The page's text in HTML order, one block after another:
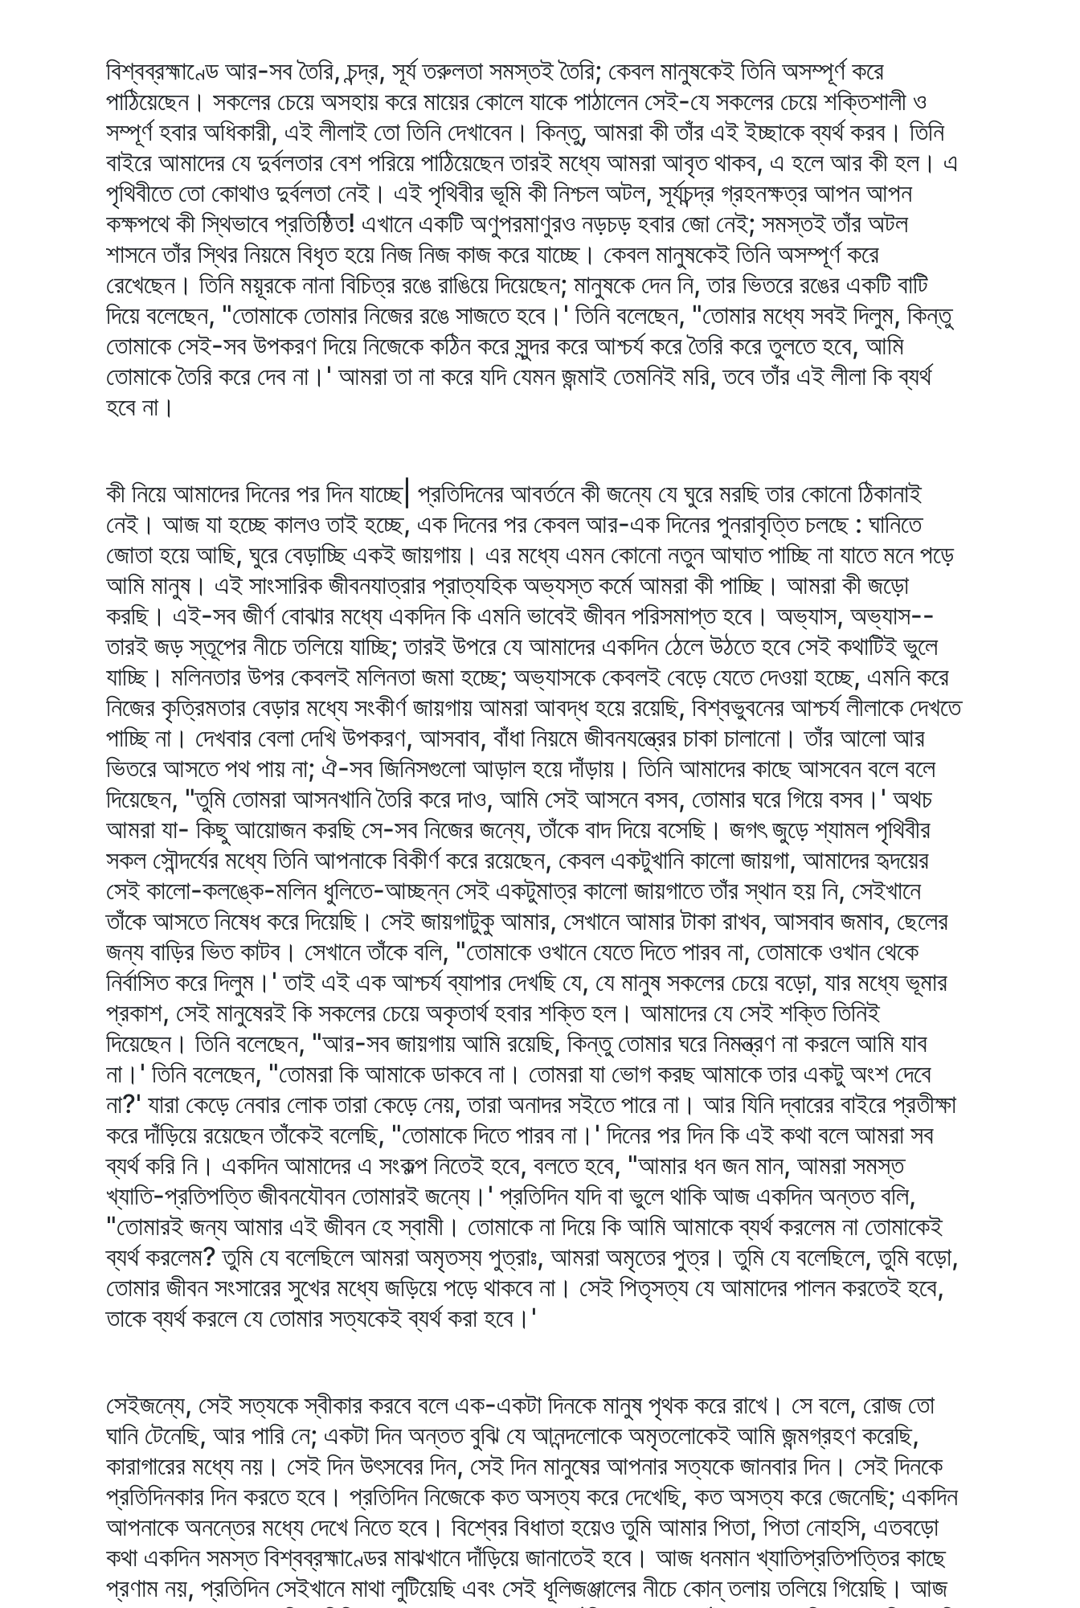
বিশ্বব্রহ্মাণ্ডে আর-সব তৈরি, চন্দ্র, সূর্য তরুলতা সমস্তই তৈরি; কেবল মানুষকেই তিনি অসম্পূর্ণ করে
পাঠিয়েছেন। সকলের চেয়ে অসহায় করে মায়ের কোলে যাকে পাঠালেন সেই-যে সকলের চেয়ে শক্তিশালী ও
সম্পূর্ণ হবার অধিকারী, এই লীলাই তো তিনি দেখাবেন। কিন্তু, আমরা কী তাঁর এই ইচ্ছাকে ব্যর্থ করব। তিনি
বাইরে আমাদের যে দুর্বলতার বেশ পরিয়ে পাঠিয়েছেন তারই মধ্যে আমরা আবৃত থাকব, এ হলে আর কী হল। এ
পৃথিবীতে তো কোথাও দুর্বলতা নেই। এই পৃথিবীর ভূমি কী নিশ্চল অটল, সূর্যচন্দ্র গ্রহনক্ষত্র আপন আপন
কক্ষপথে কী স্থিভাবে প্রতিষ্ঠিত! এখানে একটি অণুপরমাণুরও নড়চড় হবার জো নেই; সমস্তই তাঁর অটল
শাসনে তাঁর স্থির নিয়মে বিধৃত হয়ে নিজ নিজ কাজ করে যাচ্ছে। কেবল মানুষকেই তিনি অসম্পূর্ণ করে
রেখেছেন। তিনি ময়ূরকে নানা বিচিত্র রঙে রাঙিয়ে দিয়েছেন; মানুষকে দেন নি, তার ভিতরে রঙের একটি বাটি
দিয়ে বলেছেন, "তোমাকে তোমার নিজের রঙে সাজতে হবে।' তিনি বলেছেন, "তোমার মধ্যে সবই দিলুম, কিন্তু
তোমাকে সেই-সব উপকরণ দিয়ে নিজেকে কঠিন করে সুন্দর করে আশ্চর্য করে তৈরি করে তুলতে হবে, আমি
তোমাকে তৈরি করে দেব না।' আমরা তা না করে যদি যেমন জন্মাই তেমনিই মরি, তবে তাঁর এই লীলা কি ব্যর্থ
হবে না।
কী নিয়ে আমাদের দিনের পর দিন যাচ্ছে| প্রতিদিনের আবর্তনে কী জন্যে যে ঘুরে মরছি তার কোনো ঠিকানাই
নেই। আজ যা হচ্ছে কালও তাই হচ্ছে, এক দিনের পর কেবল আর-এক দিনের পুনরাবৃত্তি চলছে : ঘানিতে
জোতা হয়ে আছি, ঘুরে বেড়াচ্ছি একই জায়গায়। এর মধ্যে এমন কোনো নতুন আঘাত পাচ্ছি না যাতে মনে পড়ে
আমি মানুষ। এই সাংসারিক জীবনযাত্রার প্রাত্যহিক অভ্যস্ত কর্মে আমরা কী পাচ্ছি। আমরা কী জড়ো
করছি। এই-সব জীর্ণ বোঝার মধ্যে একদিন কি এমনি ভাবেই জীবন পরিসমাপ্ত হবে। অভ্যাস, অভ্যাস--
তারই জড় স্তূপের নীচে তলিয়ে যাচ্ছি; তারই উপরে যে আমাদের একদিন ঠেলে উঠতে হবে সেই কথাটিই ভুলে
যাচ্ছি। মলিনতার উপর কেবলই মলিনতা জমা হচ্ছে; অভ্যাসকে কেবলই বেড়ে যেতে দেওয়া হচ্ছে, এমনি করে
নিজের কৃত্রিমতার বেড়ার মধ্যে সংকীর্ণ জায়গায় আমরা আবদ্ধ হয়ে রয়েছি, বিশ্বভুবনের আশ্চর্য লীলাকে দেখতে
পাচ্ছি না। দেখবার বেলা দেখি উপকরণ, আসবাব, বাঁধা নিয়মে জীবনযন্ত্রের চাকা চালানো। তাঁর আলো আর
ভিতরে আসতে পথ পায় না; ঐ-সব জিনিসগুলো আড়াল হয়ে দাঁড়ায়। তিনি আমাদের কাছে আসবেন বলে বলে
দিয়েছেন, "তুমি তোমরা আসনখানি তৈরি করে দাও, আমি সেই আসনে বসব, তোমার ঘরে গিয়ে বসব।' অথচ
আমরা যা- কিছু আয়োজন করছি সে-সব নিজের জন্যে, তাঁকে বাদ দিয়ে বসেছি। জগৎ জুড়ে শ্যামল পৃথিবীর
সকল সৌন্দর্যের মধ্যে তিনি আপনাকে বিকীর্ণ করে রয়েছেন, কেবল একটুখানি কালো জায়গা, আমাদের হৃদয়ের
সেই কালো-কলঙ্কে-মলিন ধুলিতে-আচ্ছন্ন সেই একটুমাত্র কালো জায়গাতে তাঁর স্থান হয় নি, সেইখানে
তাঁকে আসতে নিষেধ করে দিয়েছি। সেই জায়গাটুকু আমার, সেখানে আমার টাকা রাখব, আসবাব জমাব, ছেলের
জন্য বাড়ির ভিত কাটব। সেখানে তাঁকে বলি, "তোমাকে ওখানে যেতে দিতে পারব না, তোমাকে ওখান থেকে
নির্বাসিত করে দিলুম।' তাই এই এক আশ্চর্য ব্যাপার দেখছি যে, যে মানুষ সকলের চেয়ে বড়ো, যার মধ্যে ভূমার
প্রকাশ, সেই মানুষেরই কি সকলের চেয়ে অকৃতার্থ হবার শক্তি হল। আমাদের যে সেই শক্তি তিনিই
দিয়েছেন। তিনি বলেছেন, "আর-সব জায়গায় আমি রয়েছি, কিন্তু তোমার ঘরে নিমন্ত্রণ না করলে আমি যাব
না।' তিনি বলেছেন, "তোমরা কি আমাকে ডাকবে না। তোমরা যা ভোগ করছ আমাকে তার একটু অংশ দেবে
না?' যারা কেড়ে নেবার লোক তারা কেড়ে নেয়, তারা অনাদর সইতে পারে না। আর যিনি দ্বারের বাইরে প্রতীক্ষা
করে দাঁড়িয়ে রয়েছেন তাঁকেই বলেছি, "তোমাকে দিতে পারব না।' দিনের পর দিন কি এই কথা বলে আমরা সব
ব্যর্থ করি নি। একদিন আমাদের এ সংকল্প নিতেই হবে, বলতে হবে, "আমার ধন জন মান, আমরা সমস্ত
খ্যাতি-প্রতিপত্তি জীবনযৌবন তোমারই জন্যে।' প্রতিদিন যদি বা ভুলে থাকি আজ একদিন অন্তত বলি,
"তোমারই জন্য আমার এই জীবন হে স্বামী। তোমাকে না দিয়ে কি আমি আমাকে ব্যর্থ করলেম না তোমাকেই
ব্যর্থ করলেম? তুমি যে বলেছিলে আমরা অমৃতস্য পুত্রাঃ, আমরা অমৃতের পুত্র। তুমি যে বলেছিলে, তুমি বড়ো,
তোমার জীবন সংসারের সুখের মধ্যে জড়িয়ে পড়ে থাকবে না। সেই পিতৃসত্য যে আমাদের পালন করতেই হবে,
তাকে ব্যর্থ করলে যে তোমার সত্যকেই ব্যর্থ করা হবে।'
সেইজন্যে, সেই সত্যকে স্বীকার করবে বলে এক-একটা দিনকে মানুষ পৃথক করে রাখে। সে বলে, রোজ তো
ঘানি টেনেছি, আর পারি নে; একটা দিন অন্তত বুঝি যে আনন্দলোকে অমৃতলোকেই আমি জন্মগ্রহণ করেছি,
কারাগারের মধ্যে নয়। সেই দিন উৎসবের দিন, সেই দিন মানুষের আপনার সত্যকে জানবার দিন। সেই দিনকে
প্রতিদিনকার দিন করতে হবে। প্রতিদিন নিজেকে কত অসত্য করে দেখেছি, কত অসত্য করে জেনেছি; একদিন
আপনাকে অনন্তের মধ্যে দেখে নিতে হবে। বিশ্বের বিধাতা হয়েও তুমি আমার পিতা, পিতা নোহসি, এতবড়ো
কথা একদিন সমস্ত বিশ্বব্রহ্মাণ্ডের মাঝখানে দাঁড়িয়ে জানাতেই হবে। আজ ধনমান খ্যাতিপ্রতিপত্তির কাছে
প্রণাম নয়, প্রতিদিন সেইখানে মাথা লুটিয়েছি এবং সেই ধূলিজঞ্জালের নীচে কোন্‌ তলায় তলিয়ে গিয়েছি। আজ